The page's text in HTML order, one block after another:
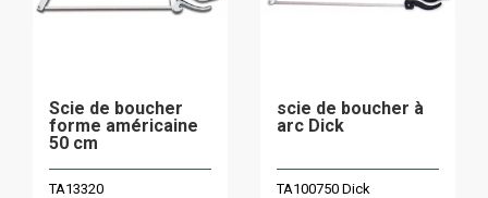
Scie de boucher
forme américaine
50 cm
TA13320
scie de boucher à
arc Dick
TA100750 Dick